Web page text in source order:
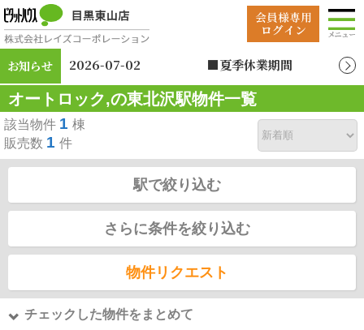
お知らせ 2026-07-02
■夏季休業期間
2026年8月12日（水）
～2026年8月19日
（水）
オートロック,の東北沢駅物件一覧
該当物件 1 棟
販売数 1 件
駅で絞り込む
さらに条件を絞り込む
物件リクエスト
チェックした物件をまとめて